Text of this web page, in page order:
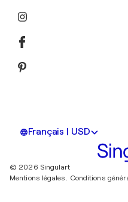
Français | USD
© 2026 Singulart
Mentions légales. Conditions